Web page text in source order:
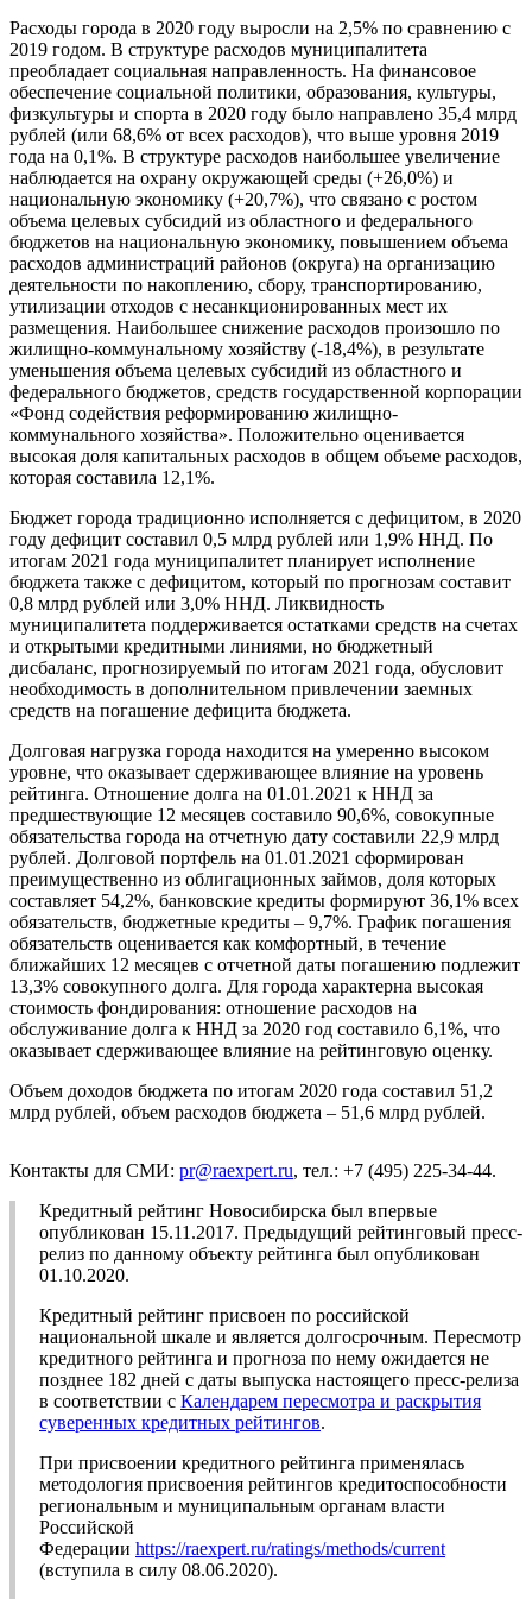
Расходы города в 2020 году выросли на 2,5% по сравнению с
2019 годом. В структуре расходов муниципалитета
преобладает социальная направленность. На финансовое
обеспечение социальной политики, образования, культуры,
физкультуры и спорта в 2020 году было направлено 35,4 млрд
рублей (или 68,6% от всех расходов), что выше уровня 2019
года на 0,1%. В структуре расходов наибольшее увеличение
наблюдается на охрану окружающей среды (+26,0%) и
национальную экономику (+20,7%), что связано с ростом
объема целевых субсидий из областного и федерального
бюджетов на национальную экономику, повышением объема
расходов администраций районов (округа) на организацию
деятельности по накоплению, сбору, транспортированию,
утилизации отходов с несанкционированных мест их
размещения. Наибольшее снижение расходов произошло по
жилищно-коммунальному хозяйству (-18,4%), в результате
уменьшения объема целевых субсидий из областного и
федерального бюджетов, средств государственной корпорации
«Фонд содействия реформированию жилищно-
коммунального хозяйства». Положительно оценивается
высокая доля капитальных расходов в общем объеме расходов,
которая составила 12,1%.
Бюджет города традиционно исполняется с дефицитом, в 2020
году дефицит составил 0,5 млрд рублей или 1,9% ННД. По
итогам 2021 года муниципалитет планирует исполнение
бюджета также с дефицитом, который по прогнозам составит
0,8 млрд рублей или 3,0% ННД. Ликвидность
муниципалитета поддерживается остатками средств на счетах
и открытыми кредитными линиями, но бюджетный
дисбаланс, прогнозируемый по итогам 2021 года, обусловит
необходимость в дополнительном привлечении заемных
средств на погашение дефицита бюджета.
Долговая нагрузка города находится на умеренно высоком
уровне, что оказывает сдерживающее влияние на уровень
рейтинга. Отношение долга на 01.01.2021 к ННД за
предшествующие 12 месяцев составило 90,6%, совокупные
обязательства города на отчетную дату составили 22,9 млрд
рублей. Долговой портфель на 01.01.2021 сформирован
преимущественно из облигационных займов, доля которых
составляет 54,2%, банковские кредиты формируют 36,1% всех
обязательств, бюджетные кредиты – 9,7%. График погашения
обязательств оценивается как комфортный, в течение
ближайших 12 месяцев с отчетной даты погашению подлежит
13,3% совокупного долга. Для города характерна высокая
стоимость фондирования: отношение расходов на
обслуживание долга к ННД за 2020 год составило 6,1%, что
оказывает сдерживающее влияние на рейтинговую оценку.
Объем доходов бюджета по итогам 2020 года составил 51,2
млрд рублей, объем расходов бюджета – 51,6 млрд рублей.
Контакты для СМИ: pr@raexpert.ru, тел.: +7 (495) 225-34-44.
Кредитный рейтинг Новосибирска был впервые
опубликован 15.11.2017. Предыдущий рейтинговый пресс-
релиз по данному объекту рейтинга был опубликован
01.10.2020.
Кредитный рейтинг присвоен по российской
национальной шкале и является долгосрочным. Пересмотр
кредитного рейтинга и прогноза по нему ожидается не
позднее 182 дней с даты выпуска настоящего пресс-релиза
в соответствии с Календарем пересмотра и раскрытия
суверенных кредитных рейтингов.
При присвоении кредитного рейтинга применялась
методология присвоения рейтингов кредитоспособности
региональным и муниципальным органам власти
Российской
Федерации https://raexpert.ru/ratings/methods/current
(вступила в силу 08.06.2020).